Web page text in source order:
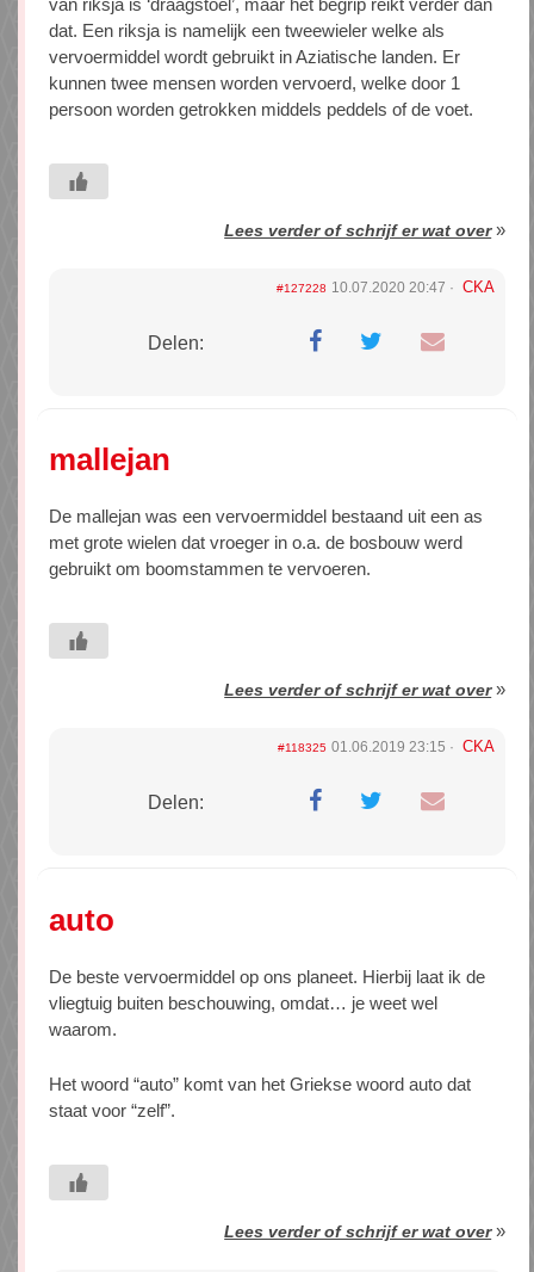
dat. Een riksja is namelijk een tweewieler welke als
vervoermiddel wordt gebruikt in Aziatische landen. Er
kunnen twee mensen worden vervoerd, welke door 1
persoon worden getrokken middels peddels of de voet.
Lees verder of schrijf er wat over»
#127228 10.07.2020 20:47 CKA
Delen:
mallejan
De mallejan was een vervoermiddel bestaand uit een as
met grote wielen dat vroeger in o.a. de bosbouw werd
gebruikt om boomstammen te vervoeren.
Lees verder of schrijf er wat over»
#118325 01.06.2019 23:15 CKA
Delen:
auto
De beste vervoermiddel op ons planeet. Hierbij laat ik de
vliegtuig buiten beschouwing, omdat… je weet wel
waarom.
Het woord “auto” komt van het Griekse woord auto dat
staat voor “zelf”.
Lees verder of schrijf er wat over»